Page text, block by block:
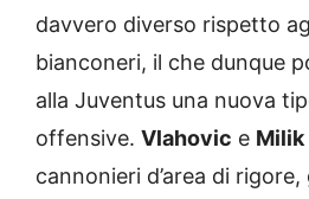
davvero diverso rispetto
bianconeri, il che dunque
alla Juventus una nuova
offensive. Vlahovic e Milik
cannonieri d’area di